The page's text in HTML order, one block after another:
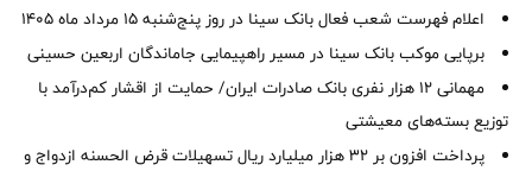
اعلام فهرست شعب فعال بانک سینا در روز پنج‌شنبه 15 مرداد ماه 1405
برپایی موکب بانک سینا در مسیر راهپیمایی جاماندگان اربعین حسینی
مهمانی ۱۲ هزار نفری بانک صادرات ایران/ حمایت از اقشار کم‌درآمد با
توزیع بسته‌های معیشتی
پرداخت افزون بر 32 هزار میلیارد ریال تسهیلات قرض الحسنه ازدواج و